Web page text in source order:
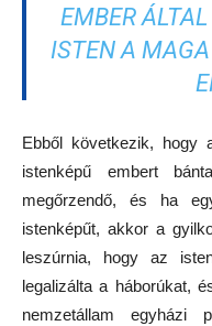
EMBER
ISTEN A
Ebből következik, hogy
istenképű embert
megőrzendő, és ha
istenképűt, akkor a
leszúrnia, hogy az
legalizálta a háborúkat,
nemzetállam egyházi